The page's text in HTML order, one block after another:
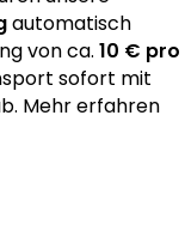
automatisch
von ca. 10 € pro
sofort mit
Mehr erfahren